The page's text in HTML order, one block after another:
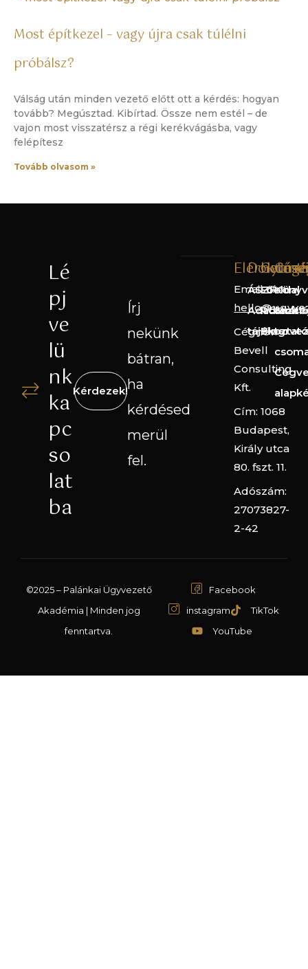
Most építkezel – vagy újra csak túlélni
próbálsz?
Válság után minden vezető előtt ott a kérdés: hogyan
tovább? Megúsztad. Kibírtad. Össze nem estél – de
vajon most visszatérsz a régi kerékvágásba, vagy
felépítesz
Tovább olvasom »
Lé
pj
ve
lü
nk
ka
pc
so
lat
ba
Kérdezek!
Írj
nekünk
bátran,
ha
kérdésed
merül
fel.
Email cím:
Cégnév:
Bevell
Consulting
Kft.
Cím: 1068
Budapest,
Király utca
80. fszt. 11.
Adószám:
27073827-
2-42
ÁSZF
tájékoztató
Főoldal
Rólunk
Blog
Könyv
©2025 – Palánkai Ügyvezető
Akadémia | Minden jog
fenntartva.
Facebook
instagram
TikTok
YouTube